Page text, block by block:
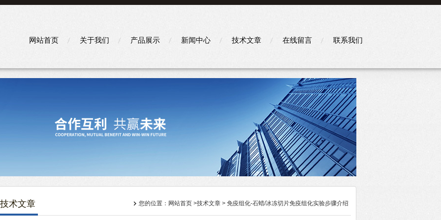
网站首页 关于我们 产品展示 新闻中心 技术文章 在线留言 联系我们
技术文章 您的位置： 网站首页 >技术文章 > 免疫组化-石蜡/冰冻切片免疫组化实验步骤介绍